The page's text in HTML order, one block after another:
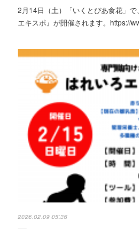
2月14日（土）「いくとぴあ食花」
エキスポ』が開催されます。https://
2026.02.09 05:36